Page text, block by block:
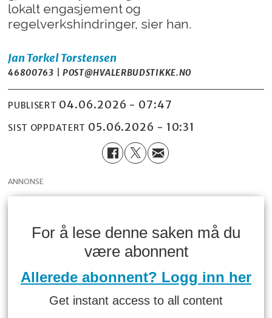
lokalt engasjement og
regelverkshindringer, sier han.
Jan TorkelTorstensen
46800763 | POST@HVALERBUDSTIKKE.NO
PUBLISERT 04.06.2026 - 07:47
SIST OPPDATERT 05.06.2026 - 10:31
ANNONSE
For å lese denne saken må du
være abonnent
Allerede abonnent? Logg inn her
Get instant access to all content